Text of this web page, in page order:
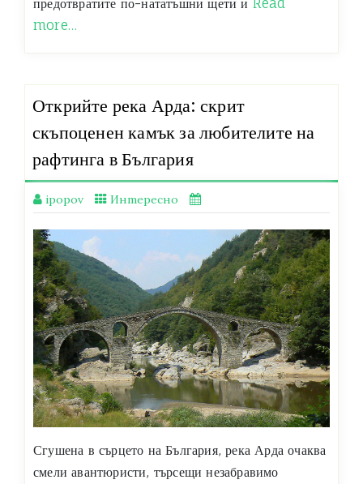
more…
Открийте река Арда: скрит
скъпоценен камък за любителите на
рафтинга в България
ipopov Интересно
Сгушена в сърцето на България, река Арда очаква
смели авантюристи, търсещи незабравимо